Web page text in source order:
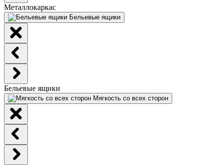
Металлокаркас
Бельевые ящики
Бельевые ящики
Мягкость со всех сторон